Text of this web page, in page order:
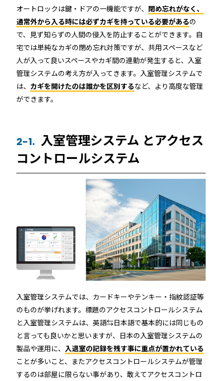
オートロックは鍵・ドアの一機能ですが、 閉め忘れがなく、
通常外から入る時には必ずカギを持っている必要があるの
で、見ず知らずの人間の侵入を防止することができます。自
宅では単純なカギの閉め忘れ対策ですが、共用スペースなど
人が入って良いスペースやカギ間の連動が発生すると、入室
管理システムの考え方が入ってきます。入室管理システムで
は、 カギを開けたのは誰かを区別するなど、より高度な管理
ができます。
2-1. 入室管理システム とアクセス
コントロールシステム
入室管理システムでは、カードキーやテンキー・指紋認証等
のものが挙げれます。標題のアクセスコントロールシステム
と入室管理システムは、英語⇆日本語で基本的には同じもの
と言っても良いかと思いますが、日本の入室管理システムの
製品や運用に、 入退室の記録を残す事に重点が置かれている
ことが多いこと、またアクセスコントロールシステムが管理
するのは部屋に限らない事があり、敢えてアクセスコントロ
RemoteLOCK 9j
RemoteLOCK 9j-Q
TOBIRA
パートナー製品
製品の比較
店舗
オフィス
公共施設
その他の業種
事例インタビュー
レンタルスペース
店舗
オフィス
その他の業種
運用イメージ
工事の様子
施工パートナー 一覧
全てのパートナー
東北
近畿
中国
四国
九州
沖縄
カスタマーサポート
お知らせ セミナー
特定商取引法に基づく表記
プライバシーポリシー
RemoteLOCKクラウドサービス利用規約
RemoteLOCK アプリダウンロード